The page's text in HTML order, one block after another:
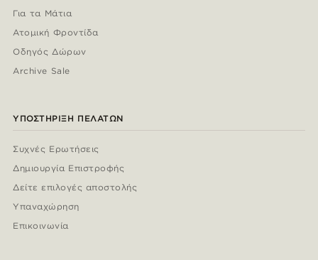
Για τα Μάτια
Ατομική Φροντίδα
Οδηγός Δώρων
Archive Sale
ΥΠΟΣΤΉΡΙΞΗ ΠΕΛΑΤΏΝ
Συχνές Ερωτήσεις
Δημιουργία Επιστροφής
Δείτε επιλογές αποστολής
Υπαναχώρηση
Επικοινωνία